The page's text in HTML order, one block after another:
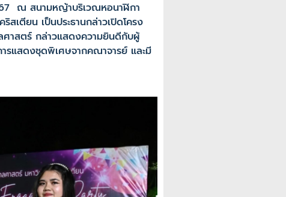
ณ สนามหญ้าบริเวณหอนาฬิกา
เตียน เป็นประธานกล่าวเปิดโครง
ศาสตร์ กล่าวแสดงความยินดีกับผู้
รแสดงชุดพิเศษจากคณาจารย์ และมี